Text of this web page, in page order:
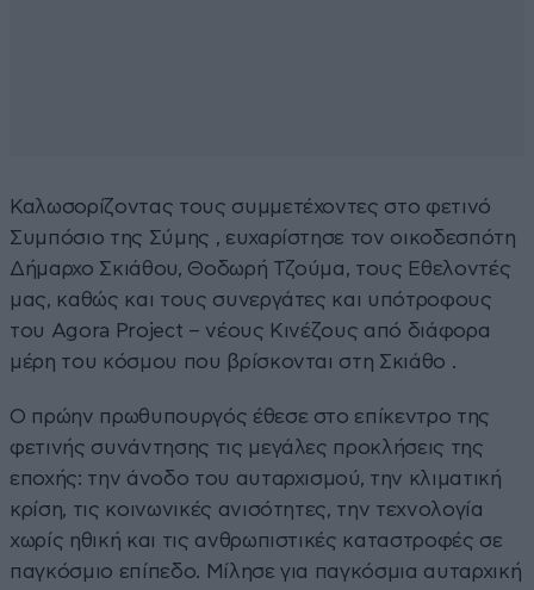
Καλωσορίζοντας τους συμμετέχοντες στο φετινό
Συμπόσιο της Σύμης , ευχαρίστησε τον οικοδεσπότη
Δήμαρχο Σκιάθου, Θοδωρή Τζούμα, τους Εθελοντές
μας, καθώς και τους συνεργάτες και υπότροφους
του Agora Project – νέους Κινέζους από διάφορα
μέρη του κόσμου που βρίσκονται στη Σκιάθο .
Ο πρώην πρωθυπουργός έθεσε στο επίκεντρο της
φετινής συνάντησης τις μεγάλες προκλήσεις της
εποχής: την άνοδο του αυταρχισμού, την κλιματική
κρίση, τις κοινωνικές ανισότητες, την τεχνολογία
χωρίς ηθική και τις ανθρωπιστικές καταστροφές σε
παγκόσμιο επίπεδο. Μίλησε για παγκόσμια αυταρχική